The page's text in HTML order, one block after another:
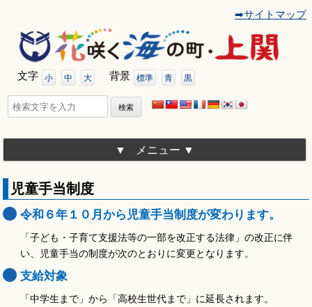
動
➡サイトマップ
文字 小 中 大 背景 標準 青 黒
検
索:
メニュー
児童手当制度
令和６年１０月から児童手当制度が変わります。
「子ども・子育て支援法等の一部を改正する法律」の改正に伴
い、児童手当の制度が次のとおりに変更となります。
支給対象
「中学生まで」から「高校生世代まで」に延長されます。